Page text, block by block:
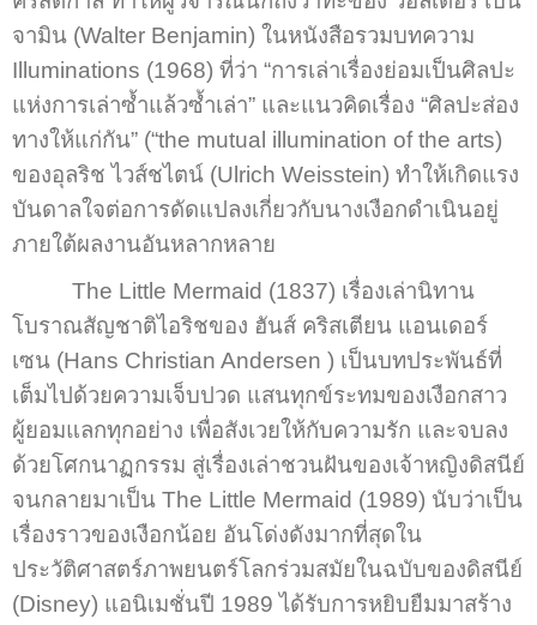
จามิน (Walter Benjamin) ในหนังสือรวมบทความ
Illuminations (1968) ที่ว่า “การเล่าเรื่องย่อมเป็นศิลปะ
แห่งการเล่าซ้ำแล้วซ้ำเล่า” และแนวคิดเรื่อง “ศิลปะส่อง
ทางให้แก่กัน” (“the mutual illumination of the arts)
ของอุลริช ไวส์ชไตน์ (Ulrich Weisstein) ทำให้เกิดแรง
บันดาลใจต่อการดัดแปลงเกี่ยวกับนางเงือกดำเนินอยู่
ภายใต้ผลงานอันหลากหลาย
The Little Mermaid (1837) เรื่องเล่านิทาน
โบราณสัญชาติไอริชของ ฮันส์ คริสเตียน แอนเดอร์
เซน (Hans Christian Andersen ) เป็นบทประพันธ์ที่
เต็มไปด้วยความเจ็บปวด แสนทุกข์ระทมของเงือกสาว
ผู้ยอมแลกทุกอย่าง เพื่อสังเวยให้กับความรัก และจบลง
ด้วยโศกนาฏกรรม สู่เรื่องเล่าชวนฝันของเจ้าหญิงดิสนีย์
จนกลายมาเป็น The Little Mermaid (1989) นับว่าเป็น
เรื่องราวของเงือกน้อย อันโด่งดังมากที่สุดใน
ประวัติศาสตร์ภาพยนตร์โลกร่วมสมัยในฉบับของดิสนีย์
(Disney) แอนิเมชั่นปี 1989 ได้รับการหยิบยืมมาสร้าง